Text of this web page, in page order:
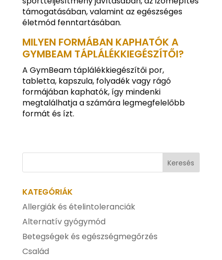
támogatásában, valamint az egészséges
életmód fenntartásában.
MILYEN FORMÁBAN KAPHATÓK A
GYMBEAM TÁPLÁLÉKKIEGÉSZÍTŐI?
A GymBeam táplálékkiegészítői por,
tabletta, kapszula, folyadék vagy rágó
formájában kaphatók, így mindenki
megtalálhatja a számára legmegfelelőbb
formát és ízt.
KATEGÓRIÁK
Allergiák és ételintoleranciák
Alternatív gyógymód
Betegségek és egészségmegőrzés
Család